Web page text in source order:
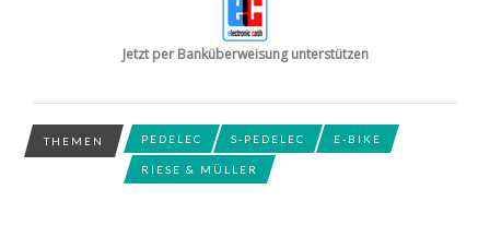
Jetzt per Banküberweisung unterstützen
THEMEN PEDELEC S-PEDELEC E-BIKE
RIESE & MÜLLER